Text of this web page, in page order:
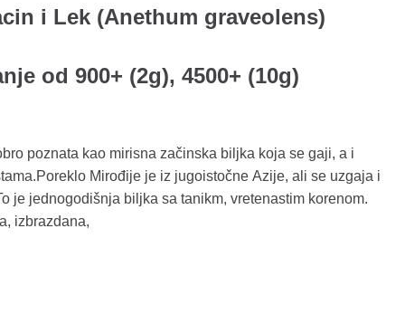
i Lek (Anethum graveolens)
od 900+ (2g), 4500+ (10g)
poznata kao mirisna začinska biljka koja se gaji, a i
Mirođije je iz jugoistočne Azije, ali se uzgaja i
je jednogodišnja biljka sa tanikm, vretenastim korenom.
izbrazdana,